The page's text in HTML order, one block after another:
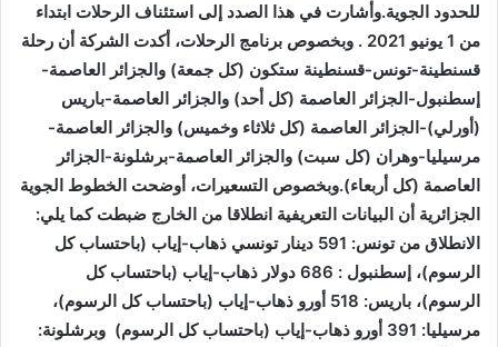
للحدود الجوية.وأشارت في هذا الصدد إلى استئناف الرحلات ابتداء
من 1 يونيو 2021 . وبخصوص برنامج الرحلات، أكدت الشركة أن رحلة
قسنطينة-تونس-قسنطينة ستكون (كل جمعة) والجزائر العاصمة-
إسطنبول-الجزائر العاصمة (كل أحد) والجزائر العاصمة-باريس
(أورلي)-الجزائر العاصمة (كل ثلاثاء وخميس) والجزائر العاصمة-
مرسيليا-وهران (كل سبت) والجزائر العاصمة-برشلونة-الجزائر
العاصمة (كل أربعاء).وبخصوص التسعيرات، أوضحت الخطوط الجوية
الجزائرية أن البيانات التعريفية انطلاقا من الخارج ضبطت كما يلي:
الانطلاق من تونس: 591 دينار تونسي ذهاب-إياب (باحتساب كل
الرسوم)، إسطنبول : 686 دولار ذهاب-إياب (باحتساب كل
الرسوم)، باريس: 518 أورو ذهاب-إياب (باحتساب كل الرسوم)،
مرسيليا: 391 أورو ذهاب-إياب (باحتساب كل الرسوم) وبرشلونة: